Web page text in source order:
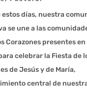
estos días, nuestra
se une a las
Corazones presentes
celebrar la Fiesta de
de Jesús y de María,
central de